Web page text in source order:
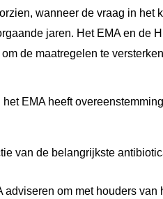
wanneer de vraag in het
jaren. Het EMA en de
de maatregelen te
het EMA heeft
van de belangrijkste
adviseren om met houders